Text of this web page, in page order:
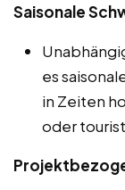
Saisonale
es
in Zeiten
oder